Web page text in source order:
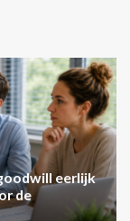
eerlijk
de